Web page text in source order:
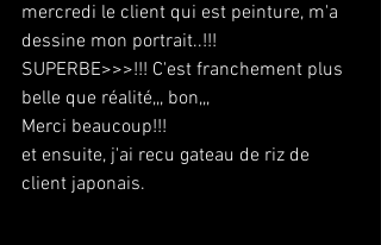
mercredi le client qui est peinture, m'a
dessine mon portrait..!!!
SUPERBE>>>!!! C'est franchement plus
belle que réalité,,, bon,,,
Merci beaucoup!!!
et ensuite, j'ai recu gateau de riz de
client japonais.